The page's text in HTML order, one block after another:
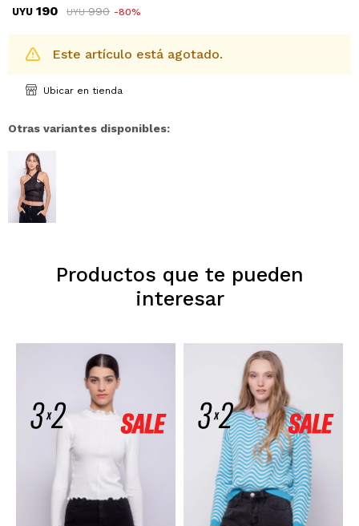
UYU 190 UYU 990 80
Este artículo está agotado.
Ubicar en tienda
Otras variantes disponibles:
Productos que te pueden
interesar